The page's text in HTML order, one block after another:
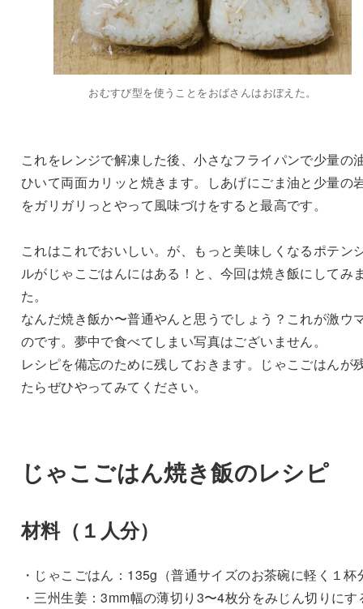
おむすび型を使うことをおばさんはおぼえた。
これをレンジで解凍した後、小さなフライパンで少量の
ひいて両面カリッと焼きます。しあげにごま油と少量の
をガリガリっとやって風味づけをすると最高です。
これはこれでおいしい。が、もっと美味しくなるポテン
ルがじゃこごはんにはある！と、今回は焼き飯にしてみ
た。
なんだ焼き飯か〜普通やんと思うでしょう？これが激ウ
のです。夢中で食べてしまい写真はございません。
レシピを備忘のために残しておきます。じゃこごはんが
たらぜひやってみてください。
じゃこごはん焼き飯のレシピ
材料（１人分）
・じゃこごはん：135g（普通サイズのお茶碗に軽く１杯
・三州生姜：3mm幅の薄切り3〜4枚分をみじん切りにす